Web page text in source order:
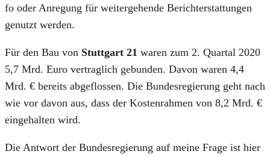
fo oder Anre­gung für wei­ter­ge­hen­de Bericht­erstat­tun­gen
genutzt wer­den.
Für den Bau von Stutt­gart 21 waren zum 2. Quar­tal 2020
5,7 Mrd. Euro ver­trag­lich gebun­den. Davon waren 4,4
Mrd. € bereits abge­flos­sen. Die Bun­des­re­gie­rung geht nach
wie vor davon aus, dass der Kos­ten­rah­men von 8,2 Mrd. €
ein­ge­hal­ten wird.
Die Ant­wort der Bun­des­re­gie­rung auf mei­ne Fra­ge ist hier